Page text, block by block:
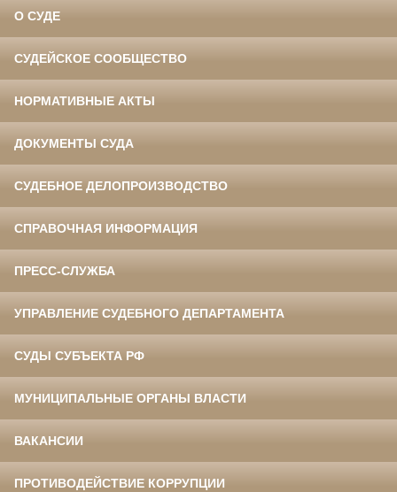
О СУДЕ
СУДЕЙСКОЕ СООБЩЕСТВО
НОРМАТИВНЫЕ АКТЫ
ДОКУМЕНТЫ СУДА
СУДЕБНОЕ ДЕЛОПРОИЗВОДСТВО
СПРАВОЧНАЯ ИНФОРМАЦИЯ
ПРЕСС-СЛУЖБА
УПРАВЛЕНИЕ СУДЕБНОГО ДЕПАРТАМЕНТА
СУДЫ СУБЪЕКТА РФ
МУНИЦИПАЛЬНЫЕ ОРГАНЫ ВЛАСТИ
ВАКАНСИИ
ПРОТИВОДЕЙСТВИЕ КОРРУПЦИИ